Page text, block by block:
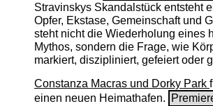
Stravinskys Skandalstück entsteht
Opfer, Ekstase, Gemeinschaft und
steht nicht die Wiederholung eines
Mythos, sondern die Frage, wie
markiert, diszipliniert, gefeiert oder
Constanza Macras und Dorky Park
einen neuen Heimathafen.